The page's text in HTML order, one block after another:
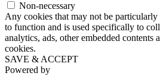
Non-necessary
Any cookies that may not be particularly
to function and is used specifically to
analytics, ads, other embedded contents
cookies.
SAVE & ACCEPT
Powered by